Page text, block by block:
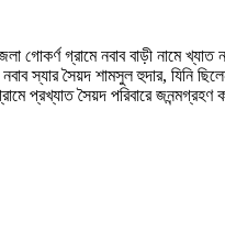
গোকর্ণ গ্রামে নবাব বাড়ী নামে
স্যার সৈয়দ শামসুল হুদার, যিনি
প্রখ্যাত সৈয়দ পরিবারে